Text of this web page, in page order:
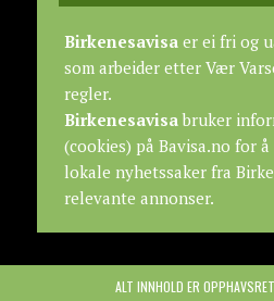
Birkenesavisaer ei fri og
som arbeider etter Vær
regler.
Birkenesavisabruker
(cookies) på Bavisa.no for
lokale nyhetssaker fra
relevante annonser.
ALT INNHOLD ER